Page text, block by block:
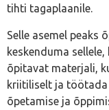
tihti tagaplaanile.
Selle asemel peaks
keskenduma
õpitavat materjali,
kriitiliselt ja töötada
õpetamise ja